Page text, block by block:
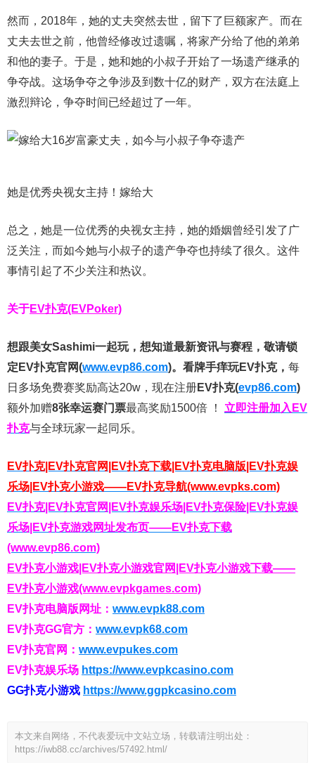
然而，2018年，她的丈夫突然去世，留下了巨额家产。而在
丈夫去世之前，他曾经修改过遗嘱，将家产分给了他的弟弟
和他的妻子。于是，她和她的小叔子开始了一场遗产继承的
争夺战。这场争夺之争涉及到数十亿的财产，双方在法庭上
激烈辩论，争夺时间已经超过了一年。
她是优秀央视女主持！嫁给大
总之，她是一位优秀的央视女主持，她的婚姻曾经引发了广
泛关注，而如今她与小叔子的遗产争夺也持续了很久。这件
事情引起了不少关注和热议。
关于EV扑克(EVPoker)
想跟美女Sashimi一起玩， 想知道最新资讯与赛程， 敬请锁
定EV扑克官网(www.evp86.com)。 看牌手痒玩EV扑克， 每
日多场免费赛奖励高达20w，现在注册EV扑克(evp86.com)
额外加赠8张幸运赛门票最高奖励1500倍 ！ 立即注册加入EV
扑克与全球玩家一起同乐。
EV扑克|EV扑克官网|EV扑克下载|EV扑克电脑版|EV扑克娱
乐场|EV扑克小游戏——EV扑克导航(www.evpks.com)
EV扑克|EV扑克官网|EV扑克娱乐场|EV扑克保险|EV扑克娱
乐场|EV扑克游戏网址发布页——EV扑克下载
(www.evp86.com)
EV扑克小游戏|EV扑克小游戏官网|EV扑克小游戏下载——
EV扑克小游戏(www.evpkgames.com)
EV扑克电脑版网址： www.evpk88.com
EV扑克GG官方： www.evpk68.com
EV扑克官网： www.evpukes.com
EV扑克娱乐场 https://www.evpkcasino.com
GG扑克小游戏 https://www.ggpkcasino.com
本文来自网络，不代表爱玩中文站立场，转载请注明出处：
https://iwb88.cc/archives/57492.html/